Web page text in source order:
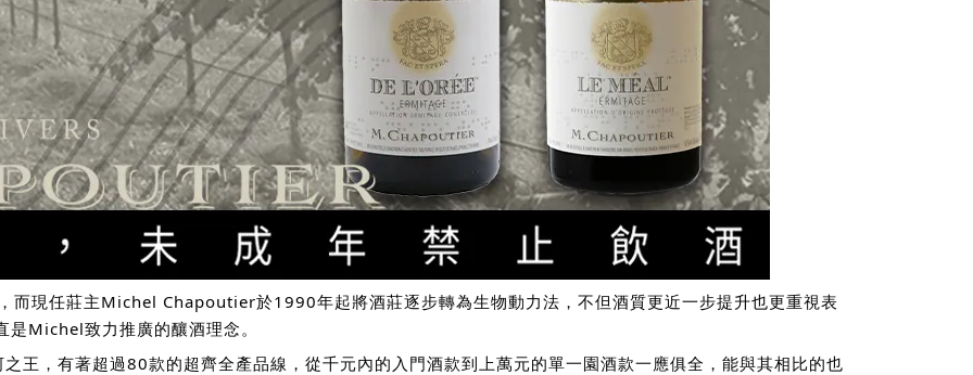
而現任莊主Michel Chapoutier於1990年起將酒莊逐步轉為生物動力法，不但酒質更近一步提升也更重視表
Michel致力推廣的釀酒理念。
王，有著超過80款的超齊全產品線，從千元內的入門酒款到上萬元的單一園酒款一應俱全，能與其相比的也